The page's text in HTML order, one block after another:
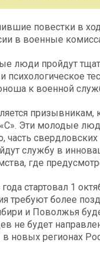
повестки в
в военные
люди пройдут
психологическое
к военной
Эти молодые
часть
службу в
где
стартовал 1
требуют более
и Поволжья
не будет
новых регионах